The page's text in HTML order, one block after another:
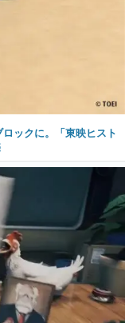
ックに。「東映ヒスト